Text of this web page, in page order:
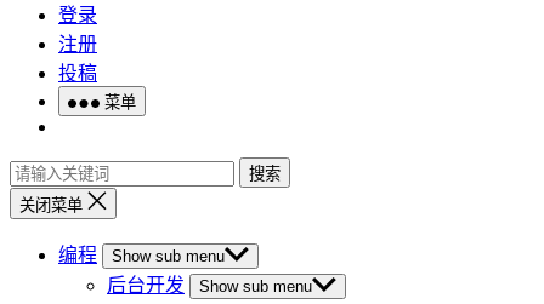
登录
注册
投稿
菜单
搜索
关闭菜单
编程 Show sub menu
后台开发 Show sub menu